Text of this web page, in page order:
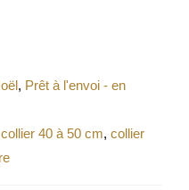
, Prêt à l'envoi - en
collier 40 à 50 cm, collier